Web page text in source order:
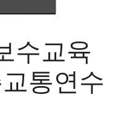
수교육
통연수